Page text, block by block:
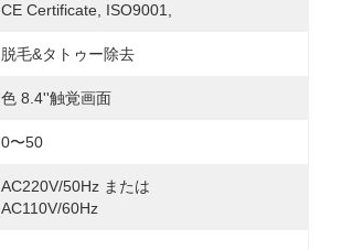
CE Certificate, ISO9001,
脱毛&タトゥー除去
色 8.4''触覚画面
0〜50
AC220V/50Hz または
AC110V/60Hz